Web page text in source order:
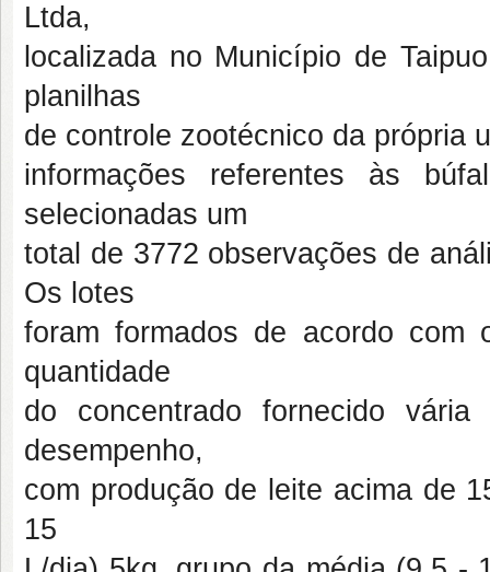
Ltda,
localizada no Município de
planilhas
de controle zootécnico da própria
informações referentes às
selecionadas um
total de 3772 observações de
Os lotes
foram formados de acordo
quantidade
do concentrado fornecido
desempenho,
com produção de leite acima de
15